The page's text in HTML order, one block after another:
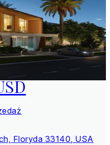
Floryda 33140, USA